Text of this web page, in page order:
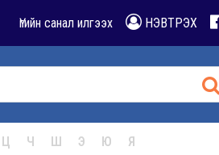
Үгийн санал илгээх НЭВТРЭХ
Ц Ч Ш Э Ю Я